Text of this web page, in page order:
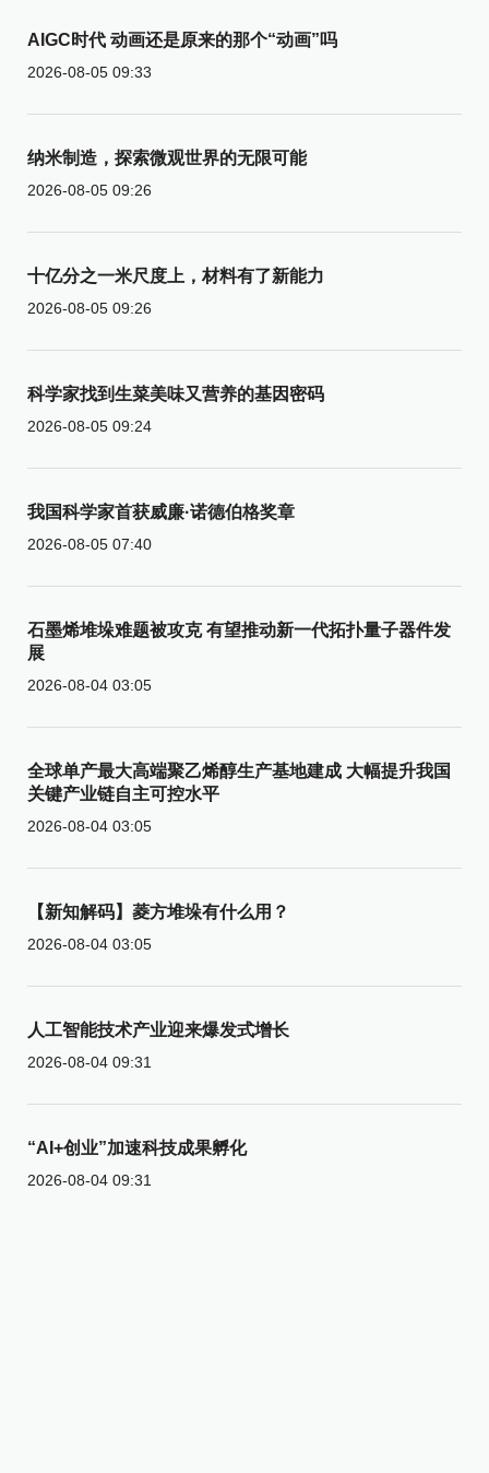
AIGC时代 动画还是原来的那个“动画”吗
2026-08-05 09:33
纳米制造，探索微观世界的无限可能
2026-08-05 09:26
十亿分之一米尺度上，材料有了新能力
2026-08-05 09:26
科学家找到生菜美味又营养的基因密码
2026-08-05 09:24
我国科学家首获威廉·诺德伯格奖章
2026-08-05 07:40
石墨烯堆垛难题被攻克 有望推动新一代拓扑量子器件发
展
2026-08-04 03:05
全球单产最大高端聚乙烯醇生产基地建成 大幅提升我国
关键产业链自主可控水平
2026-08-04 03:05
【新知解码】菱方堆垛有什么用？
2026-08-04 03:05
人工智能技术产业迎来爆发式增长
2026-08-04 09:31
“AI+创业”加速科技成果孵化
2026-08-04 09:31